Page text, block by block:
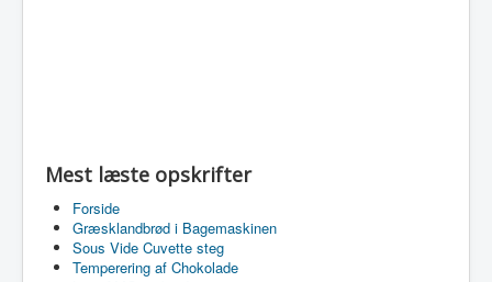
Mest læste opskrifter
Forside
Græsklandbrød i Bagemaskinen
Sous Vide Cuvette steg
Temperering af Chokolade